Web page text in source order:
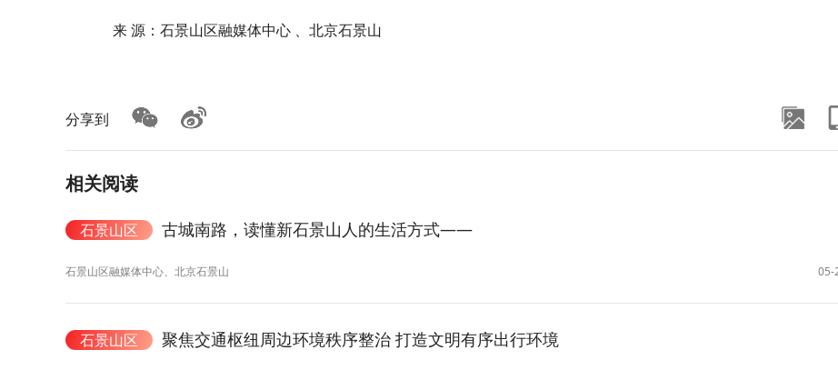
来 源：石景山区融媒体中心 、北京石景山
分享到
相关阅读
石景山区 古城南路，读懂新石景山人的生活方式——
石景山区融媒体中心、北京石景山 05-
石景山区 聚焦交通枢纽周边环境秩序整治 打造文明有序出行环境